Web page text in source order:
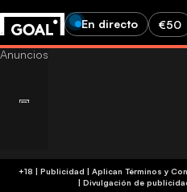
En directo €50
+18 | Publicidad | Aplican
| Divulgación de